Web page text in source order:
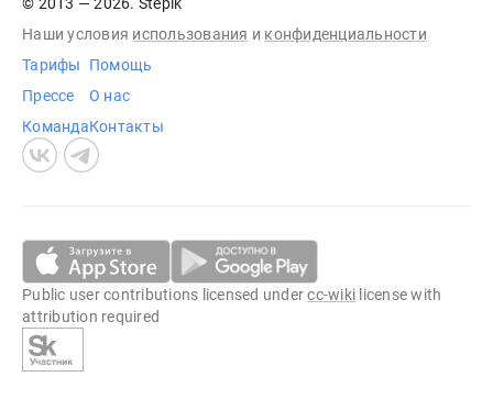
Наши условия использования и конфиденциальности
Тарифы
Прессе
Команда
Помощь
О нас
Контакты
Public user contributions licensed undercc-wiki license with
attribution required